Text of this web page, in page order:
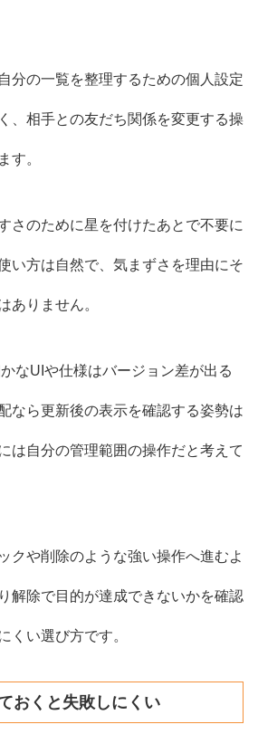
分の一覧を整理するための個人設定
、相手との友だち関係を変更する操
す。
さのために星を付けたあとで不要に
い方は自然で、気まずさを理由にそ
ありません。
なUIや仕様はバージョン差が出る
なら更新後の表示を確認する姿勢は
は自分の管理範囲の操作だと考えて
クや削除のような強い操作へ進むよ
解除で目的が達成できないかを確認
くい選び方です。
おくと失敗しにくい